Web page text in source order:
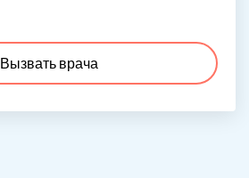
Вызвать врача